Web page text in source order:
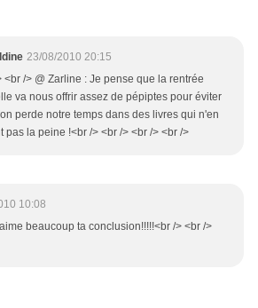
23/08/2010 20:15
<br /> @ Zarline : Je pense que la rentrée
va nous offrir assez de pépiptes pour éviter
perde notre temps dans des livres qui n'en
pas la peine !<br /> <br /> <br /> <br />
10:08
beaucoup ta conclusion!!!!!<br /> <br />